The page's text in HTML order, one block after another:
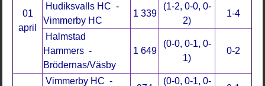
01
april
Hudiksvalls HC -
Vimmerby HC
1 339
(1-2, 0-0, 0-
2)
1-4
Halmstad
Hammers -
Brödernas/Väsby
1 649
(0-0, 0-1, 0-
1)
0-2
Vimmerby HC - (0-0, 0-1, 0-